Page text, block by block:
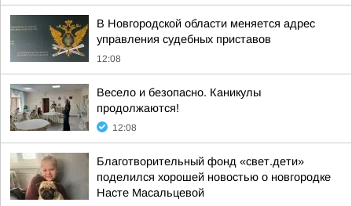
В Новгородской области меняется адрес
управления судебных приставов
12:08
Весело и безопасно. Каникулы
продолжаются!
12:08
Благотворительный фонд «свет.дети»
поделился хорошей новостью о новгородке
Насте Масальцевой